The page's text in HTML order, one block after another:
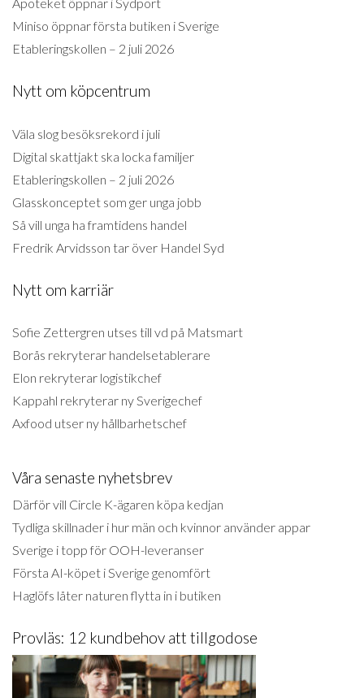
Miniso öppnar första butiken i Sverige
Etableringskollen – 2 juli 2026
Nytt om köpcentrum
Väla slog besöksrekord i juli
Digital skattjakt ska locka familjer
Etableringskollen – 2 juli 2026
Glasskonceptet som ger unga jobb
Så vill unga ha framtidens handel
Fredrik Arvidsson tar över Handel Syd
Nytt om karriär
Sofie Zettergren utses till vd på Matsmart
Borås rekryterar handelsetablerare
Elon rekryterar logistikchef
Kappahl rekryterar ny Sverigechef
Axfood utser ny hållbarhetschef
Våra senaste nyhetsbrev
Därför vill Circle K-ägaren köpa kedjan
Tydliga skillnader i hur män och kvinnor använder appar
Sverige i topp för OOH-leveranser
Första AI-köpet i Sverige genomfört
Haglöfs låter naturen flytta in i butiken
Provläs: 12 kundbehov att tillgodose